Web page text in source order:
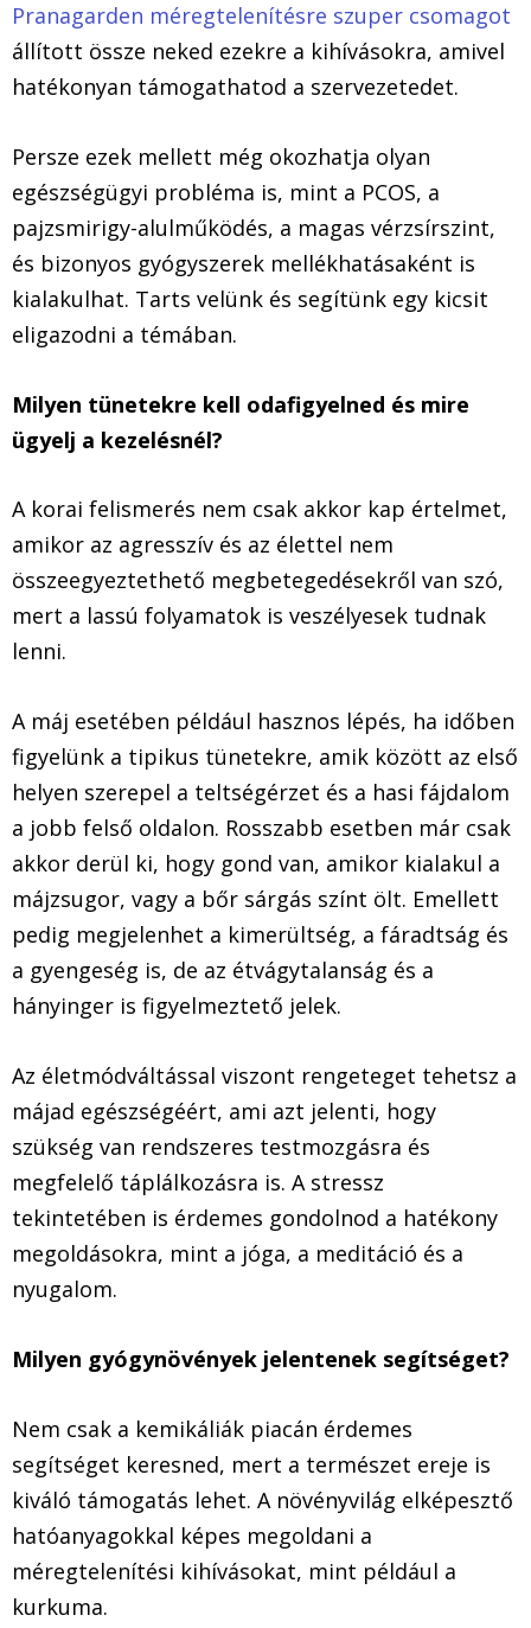
Pranagarden méregtelenítésre szuper csomagot
állított össze neked ezekre a kihívásokra, amivel
hatékonyan támogathatod a szervezetedet.
Persze ezek mellett még okozhatja olyan
egészségügyi probléma is, mint a PCOS, a
pajzsmirigy-alulműködés, a magas vérzsírszint,
és bizonyos gyógyszerek mellékhatásaként is
kialakulhat. Tarts velünk és segítünk egy kicsit
eligazodni a témában.
Milyen tünetekre kell odafigyelned és mire
ügyelj a kezelésnél?
A korai felismerés nem csak akkor kap értelmet,
amikor az agresszív és az élettel nem
összeegyeztethető megbetegedésekről van szó,
mert a lassú folyamatok is veszélyesek tudnak
lenni.
A máj esetében például hasznos lépés, ha időben
figyelünk a tipikus tünetekre, amik között az első
helyen szerepel a teltségérzet és a hasi fájdalom
a jobb felső oldalon. Rosszabb esetben már csak
akkor derül ki, hogy gond van, amikor kialakul a
májzsugor, vagy a bőr sárgás színt ölt. Emellett
pedig megjelenhet a kimerültség, a fáradtság és
a gyengeség is, de az étvágytalanság és a
hányinger is figyelmeztető jelek.
Az életmódváltással viszont rengeteget tehetsz a
májad egészségéért, ami azt jelenti, hogy
szükség van rendszeres testmozgásra és
megfelelő táplálkozásra is. A stressz
tekintetében is érdemes gondolnod a hatékony
megoldásokra, mint a jóga, a meditáció és a
nyugalom.
Milyen gyógynövények jelentenek segítséget?
Nem csak a kemikáliák piacán érdemes
segítséget keresned, mert a természet ereje is
kiváló támogatás lehet. A növényvilág elképesztő
hatóanyagokkal képes megoldani a
méregtelenítési kihívásokat, mint például a
kurkuma.